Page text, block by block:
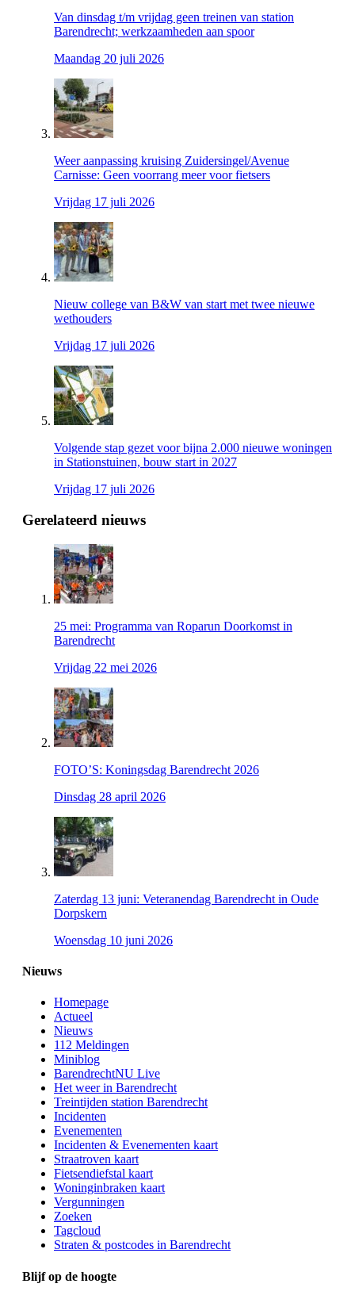
Van dinsdag t/m vrijdag geen treinen van station
Barendrecht; werkzaamheden aan spoor
Maandag 20 juli 2026
Weer aanpassing kruising Zuidersingel/Avenue
Carnisse: Geen voorrang meer voor fietsers
Vrijdag 17 juli 2026
Nieuw college van B&W van start met twee nieuwe
wethouders
Vrijdag 17 juli 2026
Volgende stap gezet voor bijna 2.000 nieuwe woningen
in Stationstuinen, bouw start in 2027
Vrijdag 17 juli 2026
Gerelateerd nieuws
25 mei: Programma van Roparun Doorkomst in
Barendrecht
Vrijdag 22 mei 2026
FOTO’S: Koningsdag Barendrecht 2026
Dinsdag 28 april 2026
Zaterdag 13 juni: Veteranendag Barendrecht in Oude
Dorpskern
Woensdag 10 juni 2026
Nieuws
Homepage
Actueel
Nieuws
112 Meldingen
Miniblog
BarendrechtNU Live
Het weer in Barendrecht
Treintijden station Barendrecht
Incidenten
Evenementen
Incidenten & Evenementen kaart
Straatroven kaart
Fietsendiefstal kaart
Woninginbraken kaart
Vergunningen
Zoeken
Tagcloud
Straten & postcodes in Barendrecht
Blijf op de hoogte